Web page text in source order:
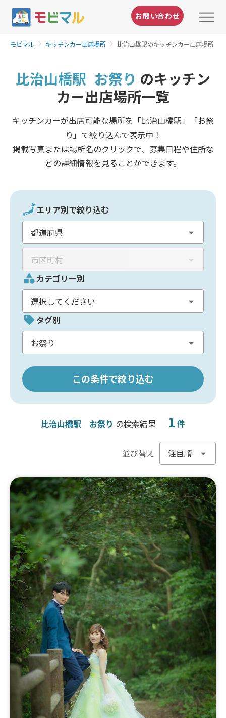
お問い合わせ
モビマル キッチンカー出店場所 比治山橋駅のキッチンカー出店場所
比治山橋駅 お祭り のキッチン
カー出店場所一覧
キッチンカーが出店可能な場所を「比治山橋駅」「お祭
り」で絞り込んで表示中！
掲載写真または場所名のクリックで、募集日程や住所な
どの詳細情報を見ることができます。
エリア別で絞り込む
カテゴリー別
タグ別
この条件で絞り込む
比治山橋駅 お祭り の検索結果 1 件
並び替え